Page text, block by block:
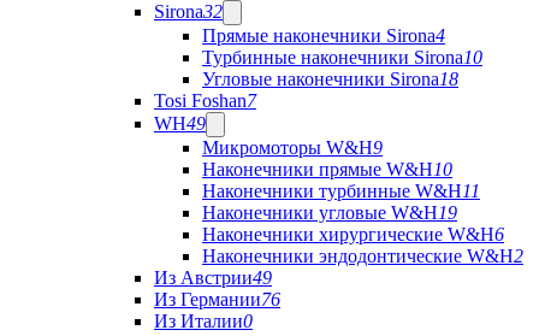
Sirona32
Прямые наконечники Sirona4
Турбинные наконечники Sirona10
Угловые наконечники Sirona18
Tosi Foshan7
WH49
Микромоторы W&H9
Наконечники прямые W&H10
Наконечники турбинные W&H11
Наконечники угловые W&H19
Наконечники хирургические W&H6
Наконечники эндодонтические W&H2
Из Австрии49
Из Германии76
Из Италии0